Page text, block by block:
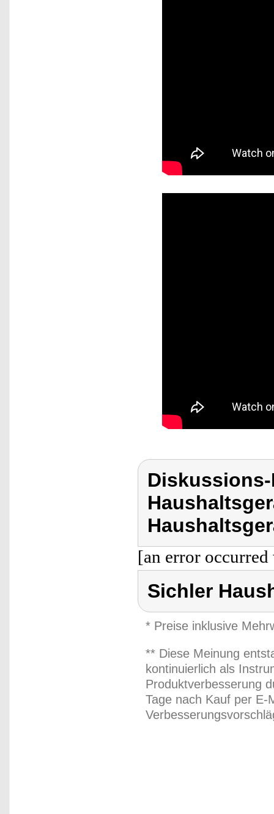
[an error
Sichler
* Preise inklusive
** Diese Meinung
kontinuierlich als
Produktverbesserung
Tage nach Kauf per E-